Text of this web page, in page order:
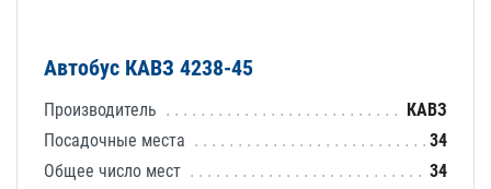
Автобус КАВЗ 4238-45
Производитель
КАВЗ
Посадочные места
34
Общее число мест
34